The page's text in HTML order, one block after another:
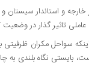
و استاندار سیستان
عاملی تاثیر گذار در
اینکه سواحل مکران
بایستی نگاه بلندی